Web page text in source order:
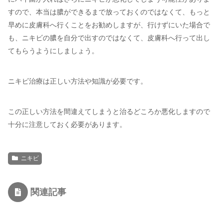
すので、本当は膿ができるまで放っておくのではなくて、もっと
早めに皮膚科へ行くことをお勧めしますが、行けずにいた場合で
も、ニキビの膿を自分で出すのではなくて、皮膚科へ行って出し
てもらうようにしましょう。
ニキビ治療は正しい方法や知識が必要です。
この正しい方法を間違えてしまうと治るどころか悪化しますので
十分に注意しておく必要があります。
ニキビ
関連記事